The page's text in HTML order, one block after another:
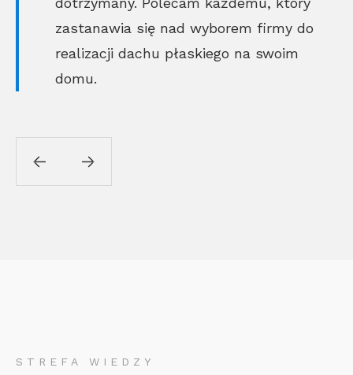
zastanawia się nad wyborem firmy do
realizacji dachu płaskiego na swoim
domu.
STREFA WIEDZY